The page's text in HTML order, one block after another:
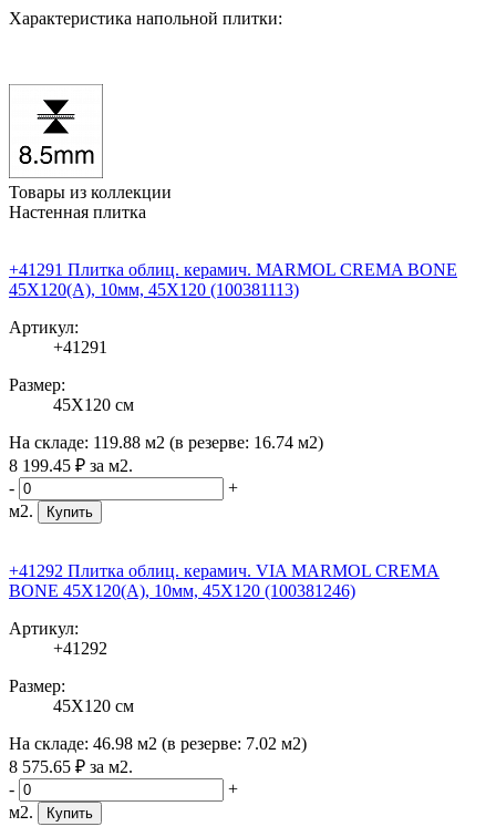
Характеристика напольной плитки:
Товары из коллекции
Настенная плитка
+41291 Плитка облиц. керамич. MARMOL CREMA BONE
45X120(A), 10мм, 45X120 (100381113)
Артикул:
+41291
Размер:
45X120 см
На складе: 119.88 м2 (в резерве: 16.74 м2)
8 199.45 ₽ за м2.
-
+
м2.
Купить
+41292 Плитка облиц. керамич. VIA MARMOL CREMA
BONE 45X120(A), 10мм, 45X120 (100381246)
Артикул:
+41292
Размер:
45X120 см
На складе: 46.98 м2 (в резерве: 7.02 м2)
8 575.65 ₽ за м2.
-
+
м2.
Купить